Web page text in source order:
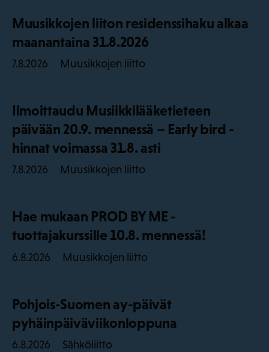
Muusikkojen liiton residenssihaku alkaa
maanantaina 31.8.2026
7.8.2026 Muusikkojen liitto
Ilmoittaudu Musiikkilääketieteen
päivään 20.9. mennessä – Early bird -
hinnat voimassa 31.8. asti
7.8.2026 Muusikkojen liitto
Hae mukaan PROD BY ME -
tuottajakurssille 10.8. mennessä!
6.8.2026 Muusikkojen liitto
Pohjois-Suomen ay-päivät
pyhäinpäiväviikonloppuna
6.8.2026 Sähköliitto